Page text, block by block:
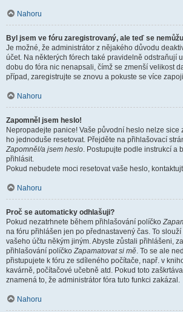
Nahoru
Byl jsem ve fóru zaregistrovaný, ale teď se
Je možné, že administrátor z nějakého důvodu
účet. Na některých fórech také pravidelně odstraňují
dobu do fóra nic nenapsali, čímž se zmenší velikost
případ, zaregistrujte se znovu a pokuste se více
Nahoru
Zapomněl jsem heslo!
Nepropadejte panice! Vaše původní heslo nelze sice
ho jednoduše resetovat. Přejděte na přihlašovací
Zapomněl/a jsem heslo. Postupujte podle instrukcí a
přihlásit.
Pokud nebudete moci resetovat vaše heslo,
Nahoru
Proč se automaticky odhlašuji?
Pokud nezatrhnete během přihlašování políčko
na fóru přihlášen jen po přednastavený čas. To
vašeho účtu někým jiným. Abyste zůstali přihlášeni,
přihlašování políčkoZapamatovat si mě. To se ale
přistupujete k fóru ze sdíleného počítače, např. v
kavárně, počítačové učebně atd. Pokud toto
znamená to, že administrátor fóra tuto funkci zakázal.
Nahoru